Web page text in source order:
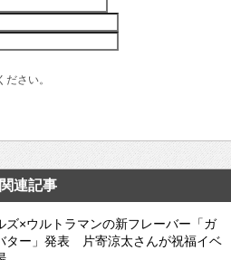
さい。
関連記事
ズ×ウルトラマンの新フレーバー「ガ
ター」発表 片寄涼太さんが祝福イベ